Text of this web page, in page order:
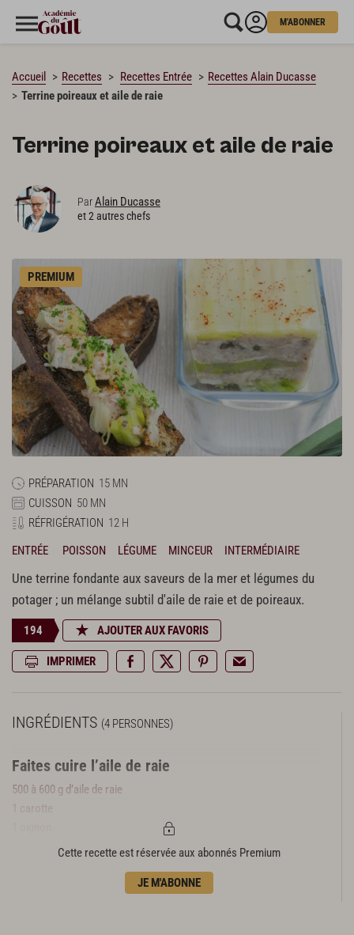
M'ABONNER
Accueil Recettes Recettes Entrée
Recettes Alain Ducasse
Terrine poireaux et aile de raie
Terrine poireaux et aile de raie
ParAlain Ducasse
et 2 autres chefs
PREMIUM
PRÉPARATION 15 MN
CUISSON 50 MN
RÉFRIGÉRATION 12 H
ENTRÉE
POISSON LÉGUME MINCEUR INTERMÉDIAIRE
Une terrine fondante aux saveurs de la mer et légumes du
potager ; un mélange subtil d'aile de raie et de poireaux.
194 AJOUTER AUX FAVORIS
IMPRIMER
INGRÉDIENTS (4 PERSONNES)
Faites cuire l’aile de raie
500 à 600 g d’aile de raie
1 carotte
3 branches de céleriCette recette est réservée aux abonnés Premium
JE M'ABONNE
CHARGEMENT…